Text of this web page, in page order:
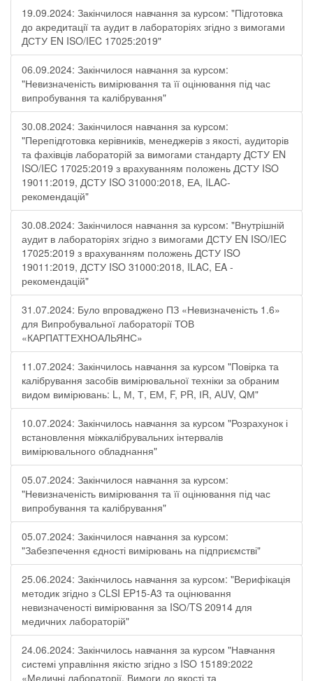
19.09.2024: Закінчилося навчання за курсом: "Підготовка
до акредитації та аудит в лабораторіях згідно з вимогами
ДСТУ EN ISO/IEC 17025:2019"
06.09.2024: Закінчилося навчання за курсом:
"Невизначеність вимірювання та її оцінювання під час
випробування та калібрування"
30.08.2024: Закінчилося навчання за курсом:
"Перепідготовка керівників, менеджерів з якості, аудиторів
та фахівців лабораторій за вимогами стандарту ДСТУ EN
ISO/IEC 17025:2019 з врахуванням положень ДСТУ ISO
19011:2019, ДСТУ ISO 31000:2018, ЕА, ILAC-
рекомендацій"
30.08.2024: Закінчилося навчання за курсом: "Внутрішній
аудит в лабораторіях згідно з вимогами ДСТУ EN ISO/IEC
17025:2019 з врахуванням положень ДСТУ ISO
19011:2019, ДСТУ ISO 31000:2018, ILAC, EA -
рекомендацій"
31.07.2024: Було впроваджено ПЗ «Невизначеність 1.6»
для Випробувальної лабораторії ТОВ
«КАРПАТТЕХНОАЛЬЯНС»
11.07.2024: Закінчилось навчання за курсом "Повірка та
калібрування засобів вимірювальної техніки за обраним
видом вимірювань: L, М, Т, ЕМ, F, РR, ІR, АUV, QМ"
10.07.2024: Закінчилось навчання за курсом "Розрахунок і
встановлення міжкалібрувальних інтервалів
вимірювального обладнання"
05.07.2024: Закінчилося навчання за курсом:
"Невизначеність вимірювання та її оцінювання під час
випробування та калібрування"
05.07.2024: Закінчилося навчання за курсом:
"Забезпечення єдності вимірювань на підприємстві"
25.06.2024: Закінчилось навчання за курсом: "Верифікація
методик згідно з CLSI EP15-A3 та оцінювання
невизначеності вимірювання за ISО/TS 20914 для
медичних лабораторій"
24.06.2024: Закінчилось навчання за курсом "Навчання
системі управління якістю згідно з ISO 15189:2022
«Медичні лабораторії. Вимоги до якості та